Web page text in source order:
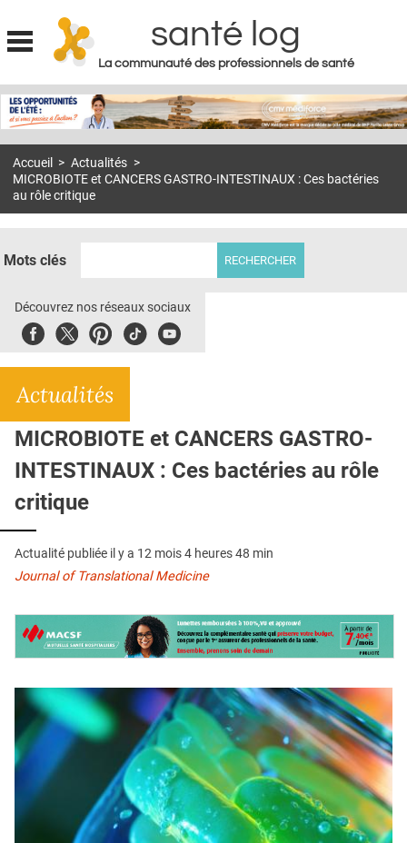
Jump to navigation
santé log
La communauté des professionnels de santé
MON COMPTE
S'ABONNER À LA REVUE SOIN À DOMICILE
E-REVUE SAD
THÉMA
CRÉDITS
Accueil > Actualités >
MICROBIOTE et CANCERS GASTRO-INTESTINAUX : Ces bactéries
au rôle critique
Mots clés
Découvrez nos réseaux sociaux
FacebookTwitterPinterest
TiktokYoubute
Actualités
MICROBIOTE et CANCERS GASTRO-
INTESTINAUX : Ces bactéries au rôle
critique
Actualité publiée il y a 12 mois 4 heures 48 min
Journal of Translational Medicine